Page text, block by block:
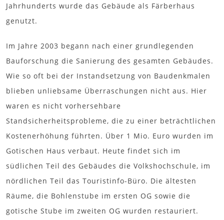
Jahrhunderts wurde das Gebäude als Färberhaus
genutzt.
Im Jahre 2003 begann nach einer grundlegenden
Bauforschung die Sanierung des gesamten Gebäudes.
Wie so oft bei der Instandsetzung von Baudenkmalen
blieben unliebsame Überraschungen nicht aus. Hier
waren es nicht vorhersehbare
Standsicherheitsprobleme, die zu einer beträchtlichen
Kostenerhöhung führten. Über 1 Mio. Euro wurden im
Gotischen Haus verbaut. Heute findet sich im
südlichen Teil des Gebäudes die Volkshochschule, im
nördlichen Teil das Touristinfo-Büro. Die ältesten
Räume, die Bohlenstube im ersten OG sowie die
gotische Stube im zweiten OG wurden restauriert.